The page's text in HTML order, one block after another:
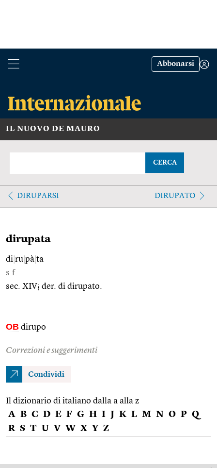
Abbonarsi
IL NUOVO DE MAURO
CERCA
DIRUPARSI DIRUPATO
dirupata
di ru pà ta
s.f.
sec. XIV; der. di dirupato.
OB dirupo
Correzioni e suggerimenti
Condividi
Il dizionario di italiano dalla a alla z
A B C D E F G H I J K L M N O P Q
R S T U V W X Y Z